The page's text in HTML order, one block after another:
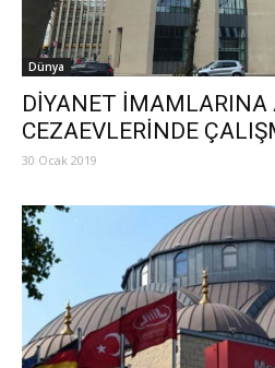
Dünya
DİYANET İMAMLARINA
CEZAEVLERİNDE
30 Ocak 2019